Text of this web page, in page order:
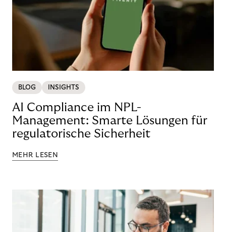
BLOG INSIGHTS
AI Compliance im NPL-
Management: Smarte Lösungen für
regulatorische Sicherheit
MEHR LESEN